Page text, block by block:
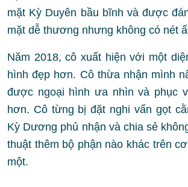
mặt Kỳ Duyên bầu bĩnh và được
mặt dễ thương nhưng không có nét
Năm 2018, cô xuất hiện với một
hình đẹp hơn. Cô thừa nhận mình
được ngoại hình ưa nhìn và phục
hơn. Cô từng bị đặt nghi vấn gọt
Kỳ Dương phủ nhận và chia sẻ
thuật thêm bộ phận nào khác trên
một.